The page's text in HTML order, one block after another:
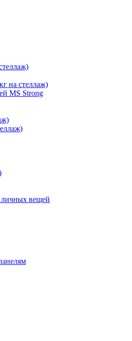
на стеллаж)
MS Strong
вещей